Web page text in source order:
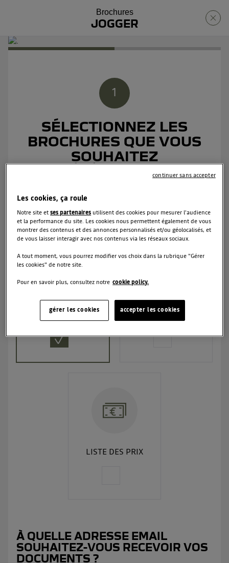
Brochures
JOGGER
1
SÉLECTIONNEZ LES
BROCHURES QUE VOUS
SOUHAITEZ
TÉLÉCHARGER
BROCHURE MODÈLE
CARACTÉRISTIQUES
TECHNIQUES
ACCESSOIRES
LISTE DES PRIX
À QUELLE ADRESSE EMAIL
SOUHAITEZ-VOUS RECEVOIR VOS
DOCUMENTS ?
Les cookies, ça roule
Notre site etses partenaires utilisent des cookies pour mesurer l'audience
et la performance du site. Les cookies nous permettent également de vous
montrer des contenus et des annonces personnalisés et/ou géolocalisés, et
de vous laisser interagir avec nos contenus via les réseaux sociaux.
A tout moment, vous pourrez modifier vos choix dans la rubrique "Gérer
les cookies" de notre site.
Pour en savoir plus, consultez notre cookie policy.
accepter les cookies
gérer les cookies
continuer sans accepter